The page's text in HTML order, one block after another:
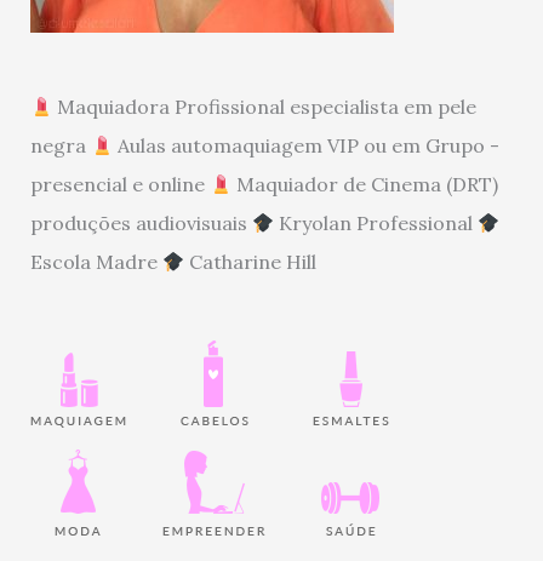
Maquiadora Profissional especialista em pele
negra
Aulas automaquiagem VIP ou em Grupo -
presencial e online
Maquiador de Cinema (DRT)
produções audiovisuais
Kryolan Professional
Escola Madre
Catharine Hill